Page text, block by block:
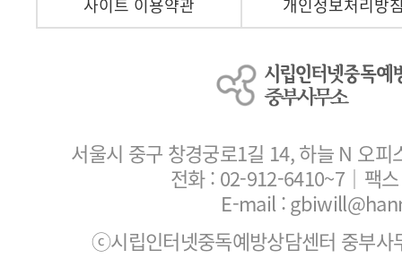
서울시 중구 창경궁로1길 14, 하늘 N 오
전화 : 02-912-6410~7 ｜팩
E-mail :
ⓒ시립인터넷중독예방상담센터 중부